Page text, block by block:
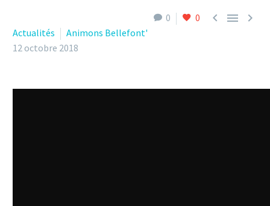
0 0   
Actualités
Animons Bellefont'
12 octobre 2018